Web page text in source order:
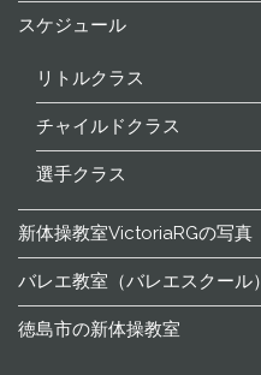
スケジュール
リトルクラス
チャイルドクラス
選手クラス
新体操教室VictoriaRGの写真
バレエ教室（バレエスクール）
徳島市の新体操教室